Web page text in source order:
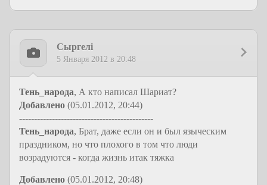
Сыргелi
5 Января 2012 в 20:48
Тень_народа, А кто написал Шариат?
Добавлено (05.01.2012, 20:44)
---------------------------------------------
Тень_народа, Брат, даже если он и был языческим
праздником, но что плохого в том что люди
возрадуются - когда жизнь итак тяжка
Добавлено (05.01.2012, 20:48)